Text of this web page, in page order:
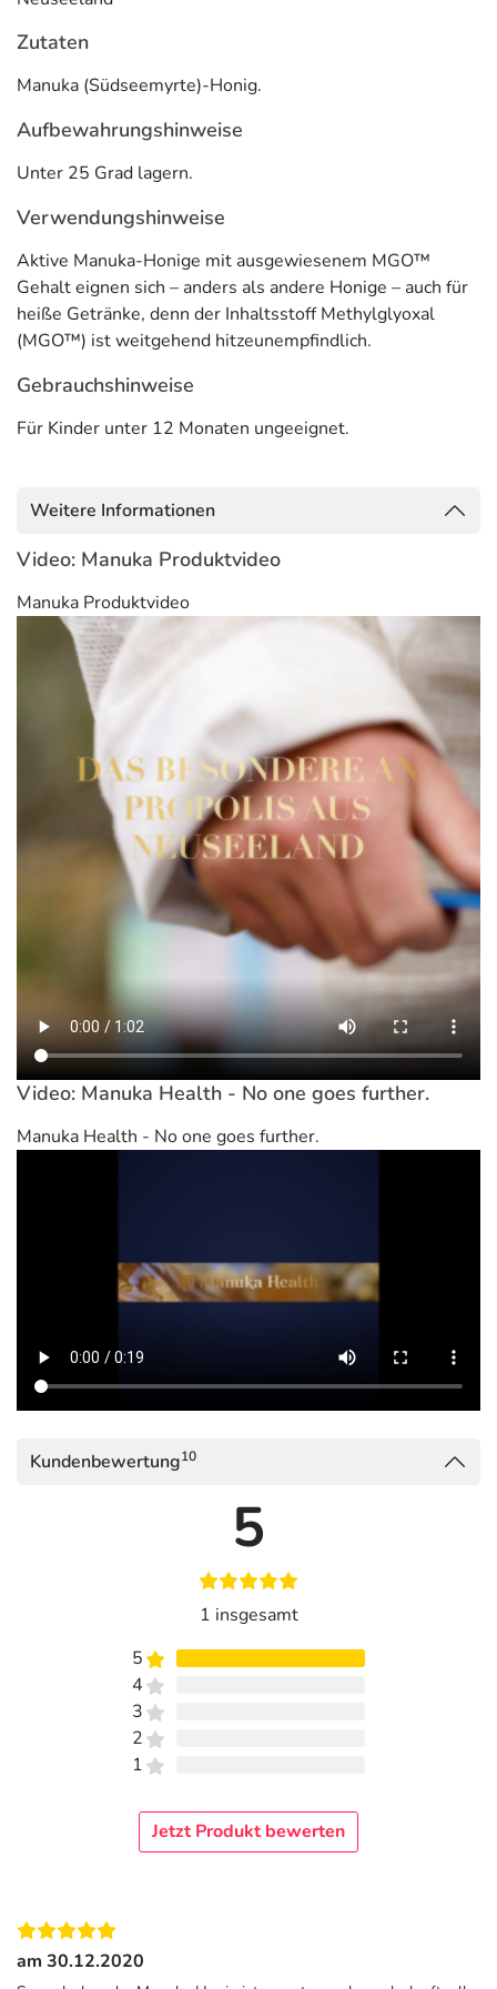
Zutaten
Manuka (Südseemyrte)-Honig.
Aufbewahrungshinweise
Unter 25 Grad lagern.
Verwendungshinweise
Aktive Manuka-Honige mit ausgewiesenem MGO™
Gehalt eignen sich – anders als andere Honige – auch für
heiße Getränke, denn der Inhaltsstoff Methylglyoxal
(MGO™) ist weitgehend hitzeunempfindlich.
Gebrauchshinweise
Für Kinder unter 12 Monaten ungeeignet.
Weitere Informationen
Video: Manuka Produktvideo
Manuka Produktvideo
Video: Manuka Health - No one goes further.
Manuka Health - No one goes further.
Kundenbewertung10
5
1 insgesamt
5
4
3
2
1
Jetzt Produkt bewerten
am 30.12.2020